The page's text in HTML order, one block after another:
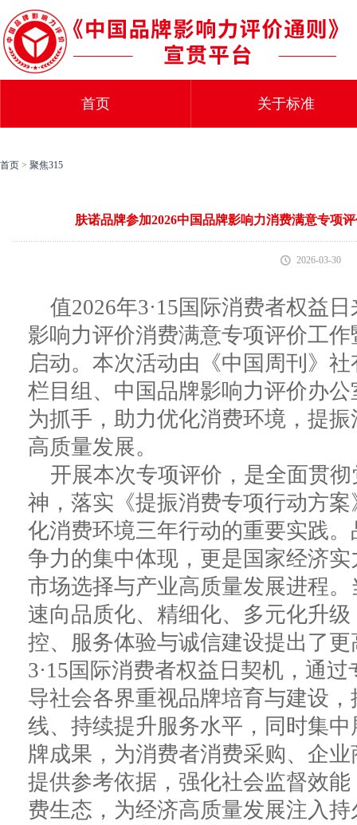
首页 关于标准
首页 > 聚焦315
肤诺品牌参加2026中国品牌影响力消费满意专项
2026-03-30
值2026年3·15国际消费者权益
影响力评价消费满意专项评价工
启动。本次活动由《中国周刊》
栏目组、中国品牌影响力评价办
为抓手，助力优化消费环境，提
高质量发展。
开展本次专项评价，是全面贯
神，落实《提振消费专项行动方
化消费环境三年行动的重要实践
争力的集中体现，更是国家经济
市场选择与产业高质量发展进程
速向品质化、精细化、多元化升
控、服务体验与诚信建设提出了
3·15国际消费者权益日契机，通
导社会各界重视品牌培育与建设
线、持续提升服务水平，同时集
牌成果，为消费者消费采购、企
提供参考依据，强化社会监督效
费生态，为经济高质量发展注入持